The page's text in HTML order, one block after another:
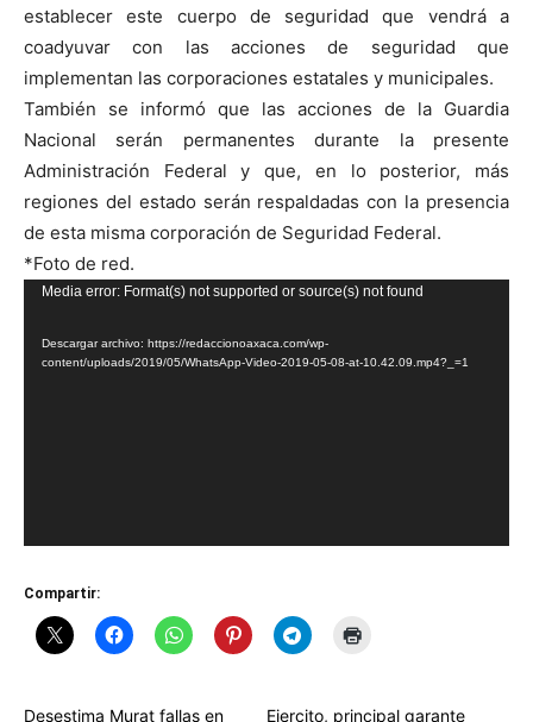
establecer este cuerpo de seguridad que vendrá a
coadyuvar con las acciones de seguridad que
implementan las corporaciones estatales y municipales.
También se informó que las acciones de la Guardia
Nacional serán permanentes durante la presente
Administración Federal y que, en lo posterior, más
regiones del estado serán respaldadas con la presencia
de esta misma corporación de Seguridad Federal.
*Foto de red.
Reproductor
vídeo
Media error: Format(s) not supported or source(s) not found
Descargar archivo: https://redaccionoaxaca.com/wp-
content/uploads/2019/05/WhatsApp-Video-2019-05-08-at-10.42.09.mp4?_=1
Compartir:
Desestima Murat fallas en Ejercito, principal garante